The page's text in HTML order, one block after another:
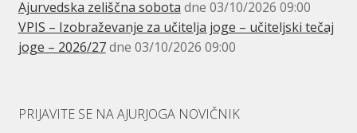
Ajurvedska zeliščna sobota dne 03/10/2026 09:00
VPIS – Izobraževanje za učitelja joge – učiteljski tečaj
joge – 2026/27dne 03/10/2026 09:00
PRIJAVITE SE NA AJURJOGA NOVIČNIK